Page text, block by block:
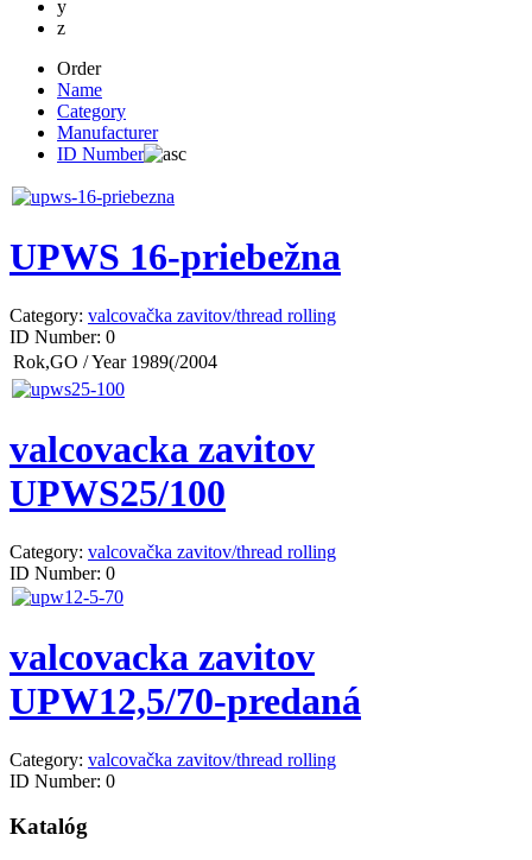
y
z
Order
Name
Category
Manufacturer
ID Number
UPWS 16-priebežna
Category: valcovačka zavitov/thread rolling
ID Number: 0
Rok,GO / Year 1989(/2004
valcovacka zavitov
UPWS25/100
Category: valcovačka zavitov/thread rolling
ID Number: 0
valcovacka zavitov
UPW12,5/70-predaná
Category: valcovačka zavitov/thread rolling
ID Number: 0
Katalóg